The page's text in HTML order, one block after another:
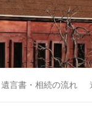
遺言書・相続の流れ